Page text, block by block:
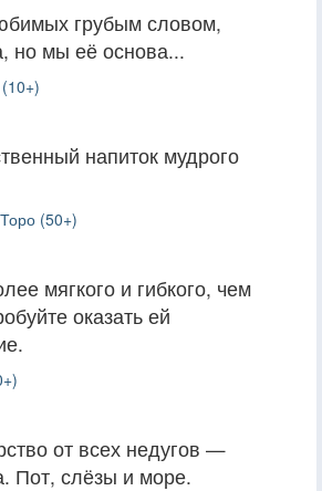
грубым словом,
но мы её основа...
напиток мудрого
(50+)
мягкого и гибкого, чем
оказать ей
от всех недугов —
Пот, слёзы и море.